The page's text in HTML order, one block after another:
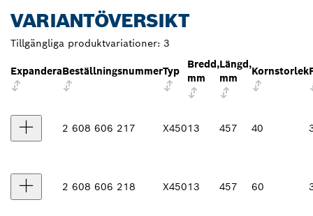
VARIANTÖVERSIKT
Tillgängliga produktvariationer: 3
ExpanderaBeställningsnummerTyp
Bredd,
mm
Längd,
mm
Kornstorlek
2 608 606 217 X45013 457 40
2 608 606 218 X45013 457 60